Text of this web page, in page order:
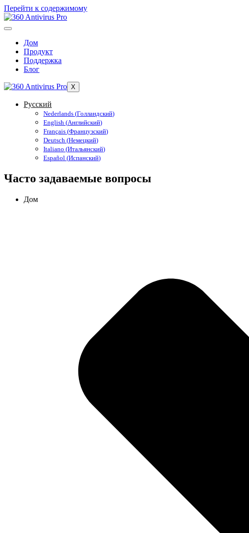
Перейти к содержимому
Дом
Продукт
Поддержка
Блог
X
Русский
Nederlands (Голландский)
English (Английский)
Français (Французский)
Deutsch (Немецкий)
Italiano (Итальянский)
Español (Испанский)
Часто задаваемые вопросы
Дом